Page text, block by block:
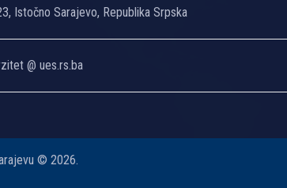
Istočno Sarajevo, Republika Srpska
@ ues.rs.ba
© 2026.